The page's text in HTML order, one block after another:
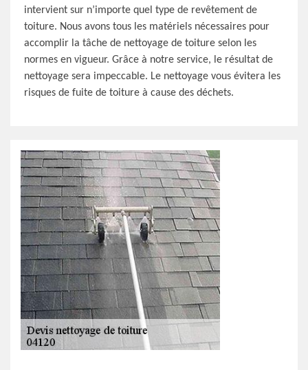
intervient sur n’importe quel type de revêtement de
toiture. Nous avons tous les matériels nécessaires pour
accomplir la tâche de nettoyage de toiture selon les
normes en vigueur. Grâce à notre service, le résultat de
nettoyage sera impeccable. Le nettoyage vous évitera les
risques de fuite de toiture à cause des déchets.